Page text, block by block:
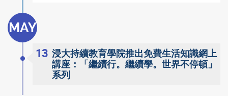
MAY
13 浸大持續教育學院推出免費生活知識網上
講座：「繼續行。繼續學。世界不停頓」
系列